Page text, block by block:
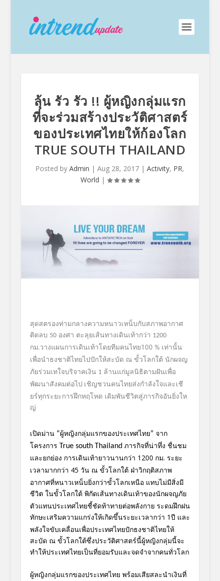
ลุ้น รัว รัว !! ผู้หญิงกลุ่มแรก
ที่จะร่วมสร้างประวัติศาสตร์
ของประเทศไทยให้ก้องโลก
TRUE SOUTH THAILAND
Posted byAdmin |Aug 28, 2017 |Activity, PR,
World |
สุดสตรองท่ามกลางความหนาวเหน็บกับสภาพอากาศ
ติดลบ 50องศา ตะลุยเส้นทางเดินเท้ากว่า 1200
กม.วางแผนการเดินเท้าโดยทีมคนไทย100 %เท่านั้น
เพื่อนำธงชาติไทยไปปักให้สะบัด ณ ขั้วโลกใต้ นักผจญ
ภัยร่วมเทใจบริจาคเงิน 1ล้านแก่มูลนิธิตามฝันเพื่อ
พัฒนาสังคมต่อไป เชิญชวนคนไทยส่งกำลังใจและเชี
ยร์ทุกระยะการฝึกหฤโหด เดิมพันชีวิตสู่ภารกิจอันยิ่งให
ญ่
เปิดม่าน “ผู้หญิงกลุ่มแรกของประเทศไทย” จาก
โครงการ True south Thailand ภารกิจที่น่าทึ่ง ชื่นชม
และยกย่อง การเดินเท้ายาวนานกว่า 1200 กม. ระยะ
เวลามากกว่า 45 วัน ณ ขั้วโลกใต้ ฝ่าวิกฤติสภาพ
อากาศที่หนาวเหน็บยิ่งกว่าขั้วโลกเหนือ แทบไม่มีสิ่งมี
ชีวิต ในขั้วโลกใต้ พิกัดเส้นทางเดินเท้าของนักผจญภัย
ตัวแทนประเทศไทยชี้ชัดท้าทายต่อพลังกาย ระดมฝึกฝน
ทักษะเสริมความแกร่งให้เกิดขึ้นระยะเวลากว่า 1ปี และ
พลังใจขับเคลื่อนเพื่อประเทศไทยปักธงชาติไทยให้
สะบัด ณ ขั้วโลกใต้ซึ่งประวัติศาสตร์นี้ผู้หญิงกลุ่มนี้จะ
ทำให้ประเทศไทยเป็นที่ยอมรับและจดจำจากคนทั่วโลก
ผู้หญิงกลุ่มแรกของประเทศไทย พร้อมเสียสละนำเงินที่